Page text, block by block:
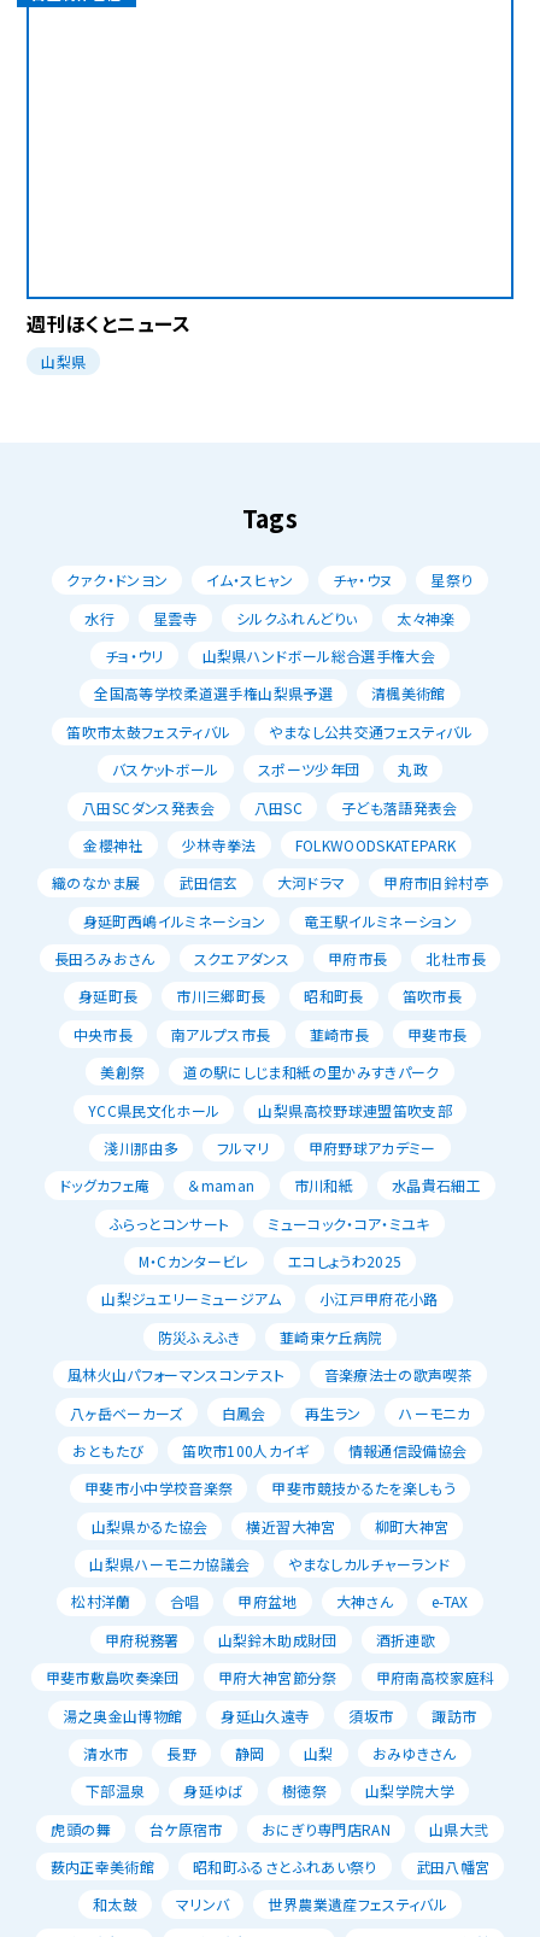
週刊ほくとニュース
山梨県
Tags
クァク・ドンヨン イム・スヒャン チャ・ウヌ
星祭り
水行
星雲寺 シルクふれんどりぃ
太々神楽
チョ・ウリ
山梨県ハンドボール総合選手権大会
全国高等学校柔道選手権山梨県予選
清楓美術館
笛吹市太鼓フェスティバル
やまなし公共交通フェスティバル
バスケットボール
スポーツ少年団
丸政
八田SCダンス発表会
八田SC
子ども落語発表会
金櫻神社
少林寺拳法
FOLKWOODSKATEPARK
織のなかま展
武田信玄 大河ドラマ
甲府市旧鈴村亭
身延町西嶋イルミネーション
竜王駅イルミネーション
長田ろみおさん
スクエアダンス 甲府市長
北杜市長
身延町長
市川三郷町長 昭和町長
笛吹市長
中央市長
南アルプス市長 韮崎市長
甲斐市長
美創祭
道の駅にしじま和紙の里かみすきパーク
YCC県民文化ホール
山梨県高校野球連盟笛吹支部
淺川那由多
フルマリ
甲府野球アカデミー
ドッグカフェ庵
＆maman 市川和紙
水晶貴石細工
ふらっとコンサート
ミューコック・コア・ミユキ
M・Cカンタービレ
エコしょうわ2025
山梨ジュエリーミュージアム
小江戸甲府花小路
防災ふえふき
韮崎東ケ丘病院
風林火山パフォーマンスコンテスト
音楽療法士の歌声喫茶
八ヶ岳ベーカーズ
白鳳会 再生ラン
ハーモニカ
おともたび
笛吹市100人カイギ
情報通信設備協会
甲斐市小中学校音楽祭
甲斐市競技かるたを楽しもう
山梨県かるた協会
横近習大神宮
柳町大神宮
山梨県ハーモニカ協議会
やまなしカルチャーランド
松村洋蘭
合唱 甲府盆地 大神さん
e-TAX
甲府税務署
山梨鈴木助成財団
酒折連歌
甲斐市敷島吹奏楽団
甲府大神宮節分祭
甲府南高校家庭科
湯之奥金山博物館
身延山久遠寺 須坂市
諏訪市
清水市
長野 静岡 山梨
おみゆきさん
下部温泉
身延ゆば 樹徳祭
山梨学院大学
虎頭の舞
台ケ原宿市 おにぎり専門店RAN
山県大弐
薮内正幸美術館
昭和町ふるさとふれあい祭り
武田八幡宮
和太鼓
マリンバ
世界農業遺産フェスティバル